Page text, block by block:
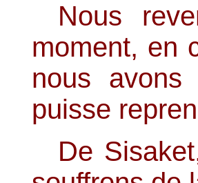
Nous
moment, en
nous
puisse
De